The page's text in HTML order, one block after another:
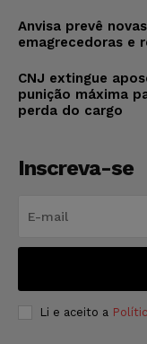
Anvisa prevê
emagrecedoras e
CNJ extingue
punição máxima
perda do cargo
Inscreva-se
Li e aceito a